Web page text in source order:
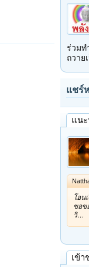
ร่วมท
ถวาย
แชร์
แน
โอน
ขอข
วิ…
เข้า